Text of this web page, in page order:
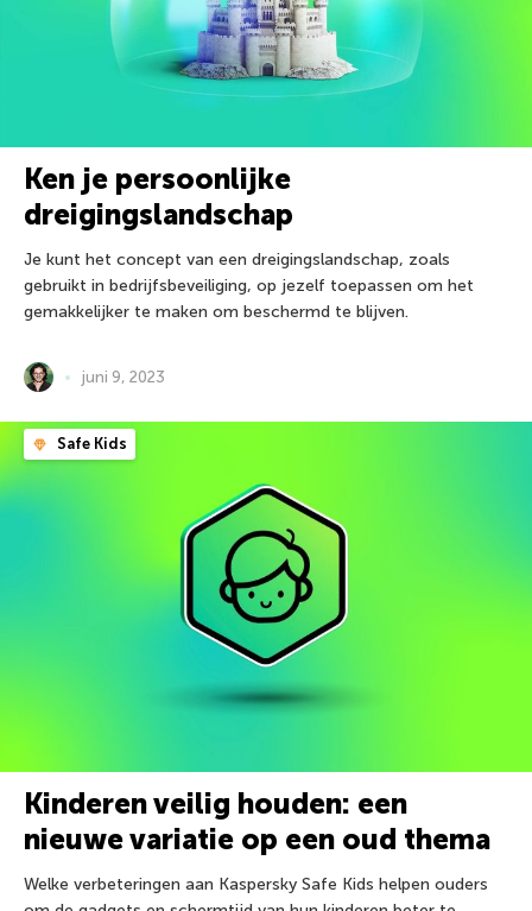
Ken je persoonlijke
dreigingslandschap
Je kunt het concept van een dreigingslandschap, zoals
gebruikt in bedrijfsbeveiliging, op jezelf toepassen om het
gemakkelijker te maken om beschermd te blijven.
juni 9, 2023
Safe Kids
Kinderen veilig houden: een
nieuwe variatie op een oud thema
Welke verbeteringen aan Kaspersky Safe Kids helpen ouders